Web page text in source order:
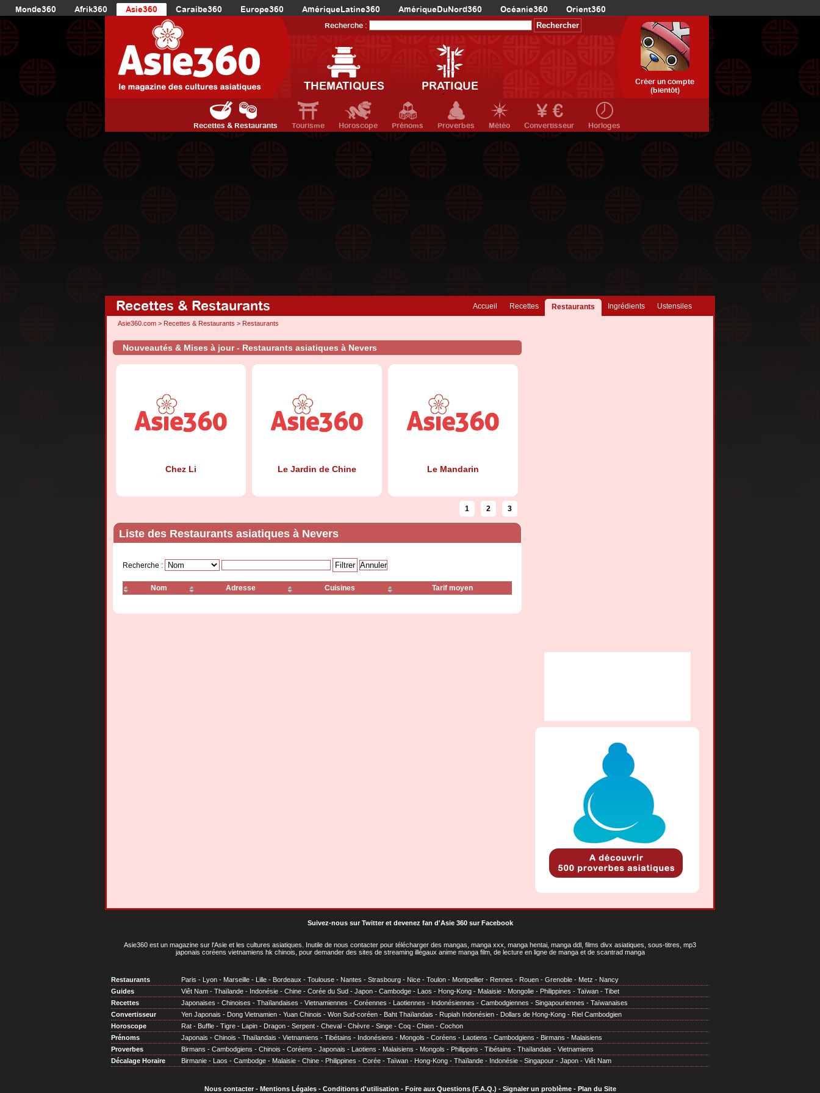
Monde360 Afrik360 Asie360 Caraibe360 Europe360 AmériqueLatine360 AmériqueDuNord360 Océanie360 Orient360
Recherche :
THEMATIQUES PRATIQUE
Créer un compte
(bientôt)
Recettes & Restaurants Tourisme Horoscope Prénoms Proverbes Météo Convertisseur Horloges
Recettes & Restaurants Ustensiles
Ingrédients
Restaurants
Recettes
Accueil
Asie360.com > Recettes & Restaurants > Restaurants
Nouveautés & Mises à jour - Restaurants asiatiques à Nevers
Chez Li Le Jardin de Chine Le Mandarin
My My Nhatrang
1 2 3
Liste des Restaurants asiatiques à Nevers
Recherche :
Nom Adresse Cuisines Tarif moyen
Suivez-nous sur Twitteret devenez fan d'Asie 360 sur Facebook
Asie360 est un magazine sur l'Asie et les cultures asiatiques . Inutile de nous contacter pour télécharger des mangas, manga xxx, manga hentai, manga ddl, films divx asiatiques, sous-titres, mp3
japonais coréens vietnamiens hk chinois, pour demander des sites de streaming illégaux anime manga film, de lecture en ligne de manga et de scantrad manga
Restaurants Paris - Lyon - Marseille - Lille - Bordeaux - Toulouse - Nantes - Strasbourg - Nice - Toulon - Montpellier - Rennes - Rouen - Grenoble - Metz - Nancy
Guides
Viêt Nam - Thaïlande - Indonésie - Chine - Corée du Sud - Japon - Cambodge - Laos - Hong-Kong - Malaisie - Mongolie - Philippines - Taïwan - Tibet
Recettes
Japonaises - Chinoises - Thaïlandaises - Vietnamiennes - Coréennes - Laotiennes - Indonésiennes - Cambodgiennes - Singapouriennes - Taïwanaises
Convertisseur
Yen Japonais - Dong Vietnamien - Yuan Chinois - Won Sud-coréen - Baht Thaïlandais - Rupiah Indonésien - Dollars de Hong-Kong - Riel Cambodgien
Horoscope
Rat - Buffle - Tigre - Lapin - Dragon - Serpent - Cheval - Chèvre - Singe - Coq - Chien - Cochon
Prénoms
Japonais - Chinois - Thaïlandais - Vietnamiens - Tibétains - Indonésiens - Mongols - Coréens - Laotiens - Cambodgiens - Birmans - Malaisiens
Proverbes
Birmans - Cambodgiens - Chinois - Coréens - Japonais - Laotiens - Malaisiens - Mongols - Philippins - Tibétains - Thaïlandais - Vietnamiens
Décalage Horaire
Birmanie - Laos - Cambodge - Malaisie - Chine - Philippines - Corée - Taïwan - Hong-Kong - Thaïlande - Indonésie - Singapour - Japon - Viêt Nam
Nous contacter- Mentions Légales- Conditions d'utilisation - Foire aux Questions (F.A.Q.) - Signaler un problème- Plan du Site